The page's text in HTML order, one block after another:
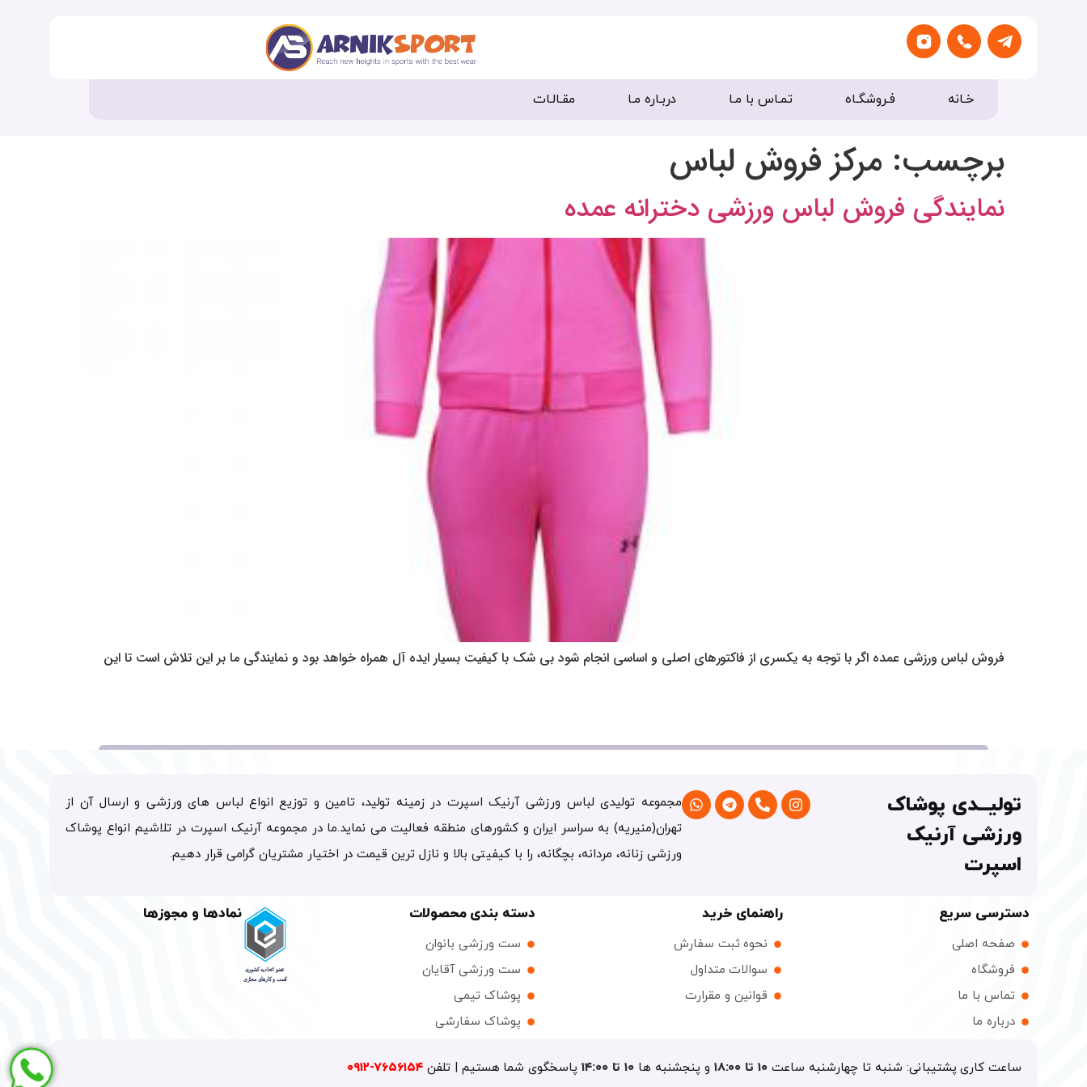
خـانه فـروشگـاه تمـاس با مـا دربـاره مـا مقـالـات
برچسب: مرکز فروش لباس
نمایندگی فروش لباس ورزشی دخترانه عمده
فروش لباس ورزشی عمده اگر با توجه به یکسری از فاکتورهای اصلی و اساسی انجام شود بی شک با کیفیت بسیار ایده آل همراه خواهد بود و نمایندگی ما بر این تلاش است تا این
تولیــدی پوشاک
ورزشی آرنیک
اسپرت
مجموعه تولیدی لباس ورزشی آرنیک اسپرت در زمینه تولید، تامین و توزیع انواع لباس های ورزشی و ارسال آن از
تهران(منیریه) به سراسر ایران و کشورهای منطقه فعالیت می نماید.ما در مجموعه آرنیک اسپرت در تلاشیم انواع پوشاک
ورزشی زنانه، مردانه، بچگانه، را با کیفیتی بالا و نازل ترین قیمت در اختیار مشتریان گرامی قرار دهیم.
دسترسی سریع
صفحه اصلی
فروشگاه
تماس با ما
درباره ما
راهنمای خرید
نحوه ثبت سفارش
سوالات متداول
قوانین و مقرارت
دسته بندی محصولات
ست ورزشی بانوان
ست ورزشی آقایان
پوشاک تیمی
پوشاک سفارشی
نمادها و مجوزها
ساعت کاری پشتیبانی: شنبه تا چهارشنبه ساعت ۱۰ تا ۱۸:۰۰ و پنجشنبه ها ۱۰ تا ۱۴:۰۰ پاسخگوی شما هستیم | تلفن۷۶۵۶۱۵۴-۰۹۱۲